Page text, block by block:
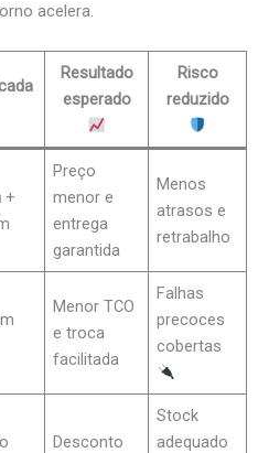
acelera.
Resultado
esperado
Risco
reduzido
+
Preço
menor e
entrega
garantida
Menos
atrasos e
retrabalho
Menor TCO
e troca
facilitada
Falhas
precoces
cobertas
Desconto
Stock
adequado